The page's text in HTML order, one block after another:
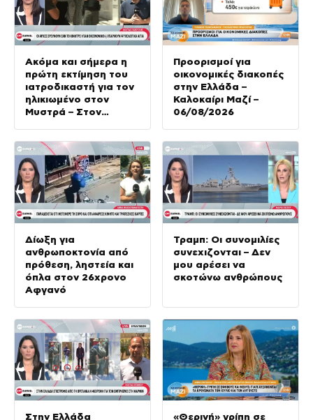
Ακόμα και σήμερα η
πρώτη εκτίμηση του
ιατροδικαστή για τον
ηλικιωμένο στον
Μυστρά – Στον
55χρονος
Προορισμοί για
οικονομικές διακοπές
στην Ελλάδα –
Καλοκαίρι Μαζί –
06/08/2026
Δίωξη για
ανθρωποκτονία από
πρόθεση, ληστεία και
όπλα στον 26χρονο
Αφγανό
Τραμπ: Οι συνομιλίες
συνεχιζονται – Δεν
μου αρέσει να
σκοτώνω ανθρώπους
Στην Ελλάδα
«Θερινή» γρίπη σε